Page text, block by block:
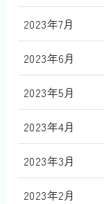
2023年7月
2023年6月
2023年5月
2023年4月
2023年3月
2023年2月